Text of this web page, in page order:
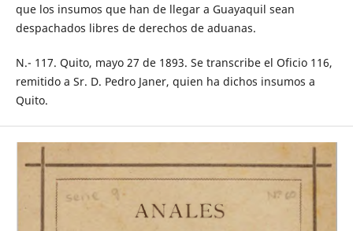
que los insumos que han de llegar a Guayaquil sean
despachados libres de derechos de aduanas.
N.- 117. Quito, mayo 27 de 1893. Se transcribe el Oficio 116,
remitido a Sr. D. Pedro Janer, quien ha dichos insumos a
Quito.